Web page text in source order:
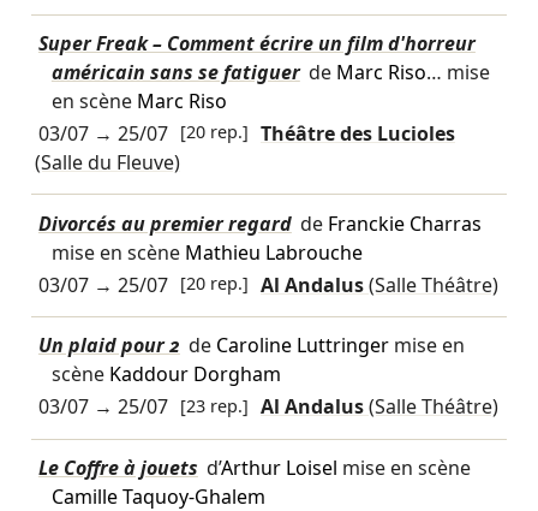
Super Freak – Comment écrire un film d'horreur
américain sans se fatiguer de Marc Riso… mise
en scène Marc Riso
03/07→ 25/07 [20 rep.] Théâtre des Lucioles
(Salle du Fleuve)
Divorcés au premier regard de Franckie Charras
mise en scène Mathieu Labrouche
03/07→ 25/07 [20 rep.] Al Andalus(Salle Théâtre)
Un plaid pour 2 de Caroline Luttringermise en
scène Kaddour Dorgham
03/07→ 25/07 [23 rep.] Al Andalus(Salle Théâtre)
Le Coffre à jouets d’Arthur Loisel mise en scène
Camille Taquoy-Ghalem